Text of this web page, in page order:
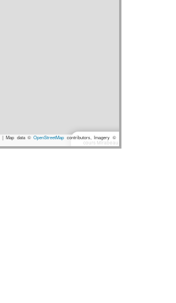
cours Mirabeau 67
|Map data ©OpenStreetMap contributors, Imagery ©